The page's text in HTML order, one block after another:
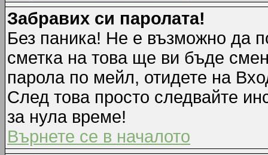
Забравих си паролата!
Без паника! Не е възможно да
сметка на това ще ви бъде
парола по мейл, отидете на
След това просто следвайте
за нула време!
Върнете се в началото